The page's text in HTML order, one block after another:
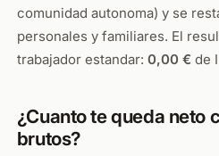
comunidad autonoma) y se
personales y familiares. El
trabajador estandar: 0,00 € de
¿Cuanto te queda neto
brutos?